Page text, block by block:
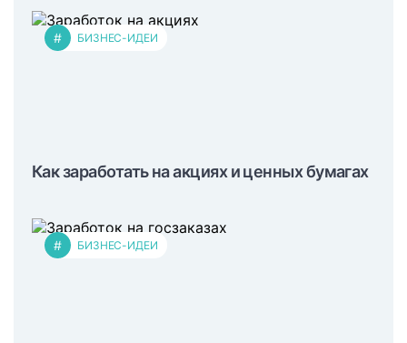
# БИЗНЕС-ИДЕИ
Как заработать на акциях и ценных бумагах
# БИЗНЕС-ИДЕИ